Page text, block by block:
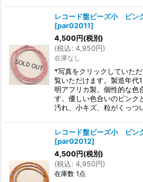
レコード盤ビーズ小 ピン
[par02011]
4,500円(税別)
(税込: 4,950円)
在庫なし
*写真をクリックしていた
覧いただけます。製造年代
明アフリカ製。個性的な色
す。優しい色合いのピンク
汚れ、小キズ、粒がくっつ
レコード盤ビーズ小 ピン
[par02012]
4,500円(税別)
(税込: 4,950円)
在庫数 1点